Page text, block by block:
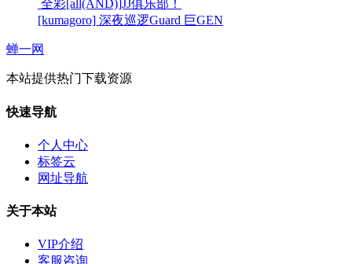
全彩[all(AND)]JJ俱乐部！
[kumagoro] 深夜巡逻Guard 巨GEN
蝉一网
本站提供热门下载资源
快速导航
个人中心
标签云
网址导航
关于本站
VIP介绍
客服咨询